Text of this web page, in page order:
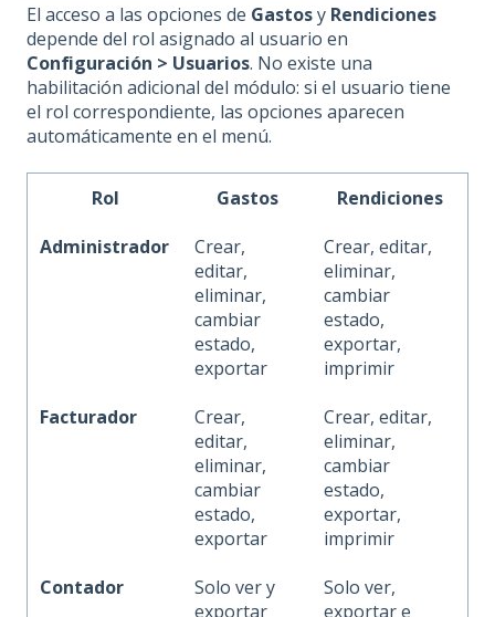
El acceso a las opciones de Gastosy Rendiciones
depende del rol asignado al usuario en
Configuración > Usuarios. No existe una
habilitación adicional del módulo: si el usuario tiene
el rol correspondiente, las opciones aparecen
automáticamente en el menú.
Rol Gastos
Rendiciones
Administrador
Crear,
editar,
eliminar,
cambiar
estado,
exportar
Crear, editar,
eliminar,
cambiar
estado,
exportar,
imprimir
Facturador
Crear,
editar,
eliminar,
cambiar
estado,
exportar
Crear, editar,
eliminar,
cambiar
estado,
exportar,
imprimir
Contador
Solo ver y
exportar
Solo ver,
exportar e